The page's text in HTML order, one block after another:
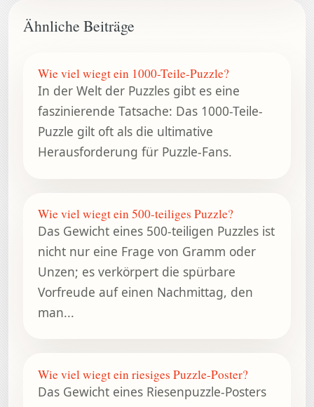
Ähnliche Beiträge
Wie viel wiegt ein 1000-Teile-Puzzle?
In der Welt der Puzzles gibt es eine
faszinierende Tatsache: Das 1000-Teile-
Puzzle gilt oft als die ultimative
Herausforderung für Puzzle-Fans.
Wie viel wiegt ein 500-teiliges Puzzle?
Das Gewicht eines 500-teiligen Puzzles ist
nicht nur eine Frage von Gramm oder
Unzen; es verkörpert die spürbare
Vorfreude auf einen Nachmittag, den
man...
Wie viel wiegt ein riesiges Puzzle-Poster?
Das Gewicht eines Riesenpuzzle-Posters